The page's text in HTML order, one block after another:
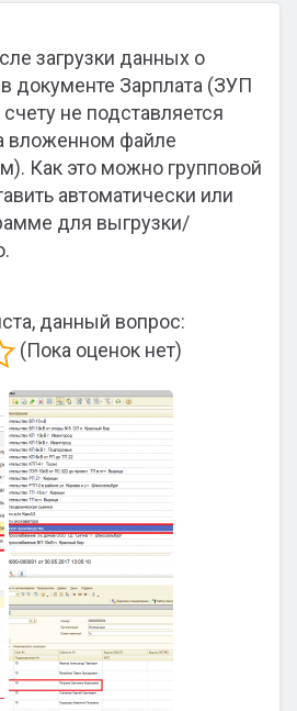
загрузки данных о
документе Зарплата (ЗУП
не подставляется
вложенном файле
Как это можно групповой
автоматически или
для выгрузки/
данный вопрос:
(Пока оценок нет)